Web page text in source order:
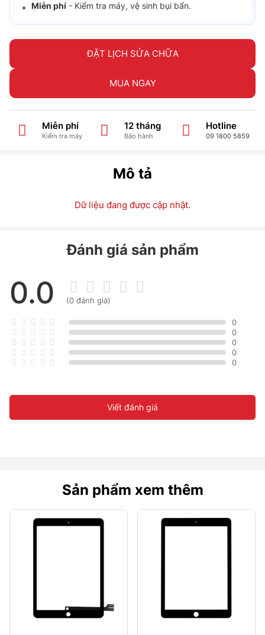
Miễn phí - Kiểm tra máy, vệ sinh bụi bẩn.
ĐẶT LỊCH SỬA CHỮA
MUA NGAY
Miễn phí
Kiểm tra máy
12 tháng
Bảo hành
Hotline
09 1800 5859
Mô tả
Dữ liệu đang được cập nhật.
Đánh giá sản phẩm
0.0 (0 đánh giá)
0
0
0
0
0
Viết đánh giá
Sản phẩm xem thêm